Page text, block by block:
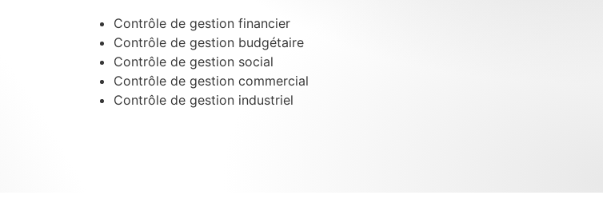
Contrôle de gestion financier
Contrôle de gestion budgétaire
Contrôle de gestion social
Contrôle de gestion commercial
Contrôle de gestion industriel